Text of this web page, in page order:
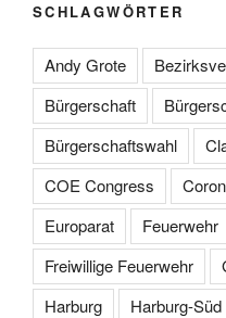
SCHLAGWÖRTER
Andy Grote
Bürgerschaft
Bürgerschaftswahl
COE Congress
Europarat
Feuerwehr
Freiwillige Feuerwehr
Harburg
Harburg-Süd